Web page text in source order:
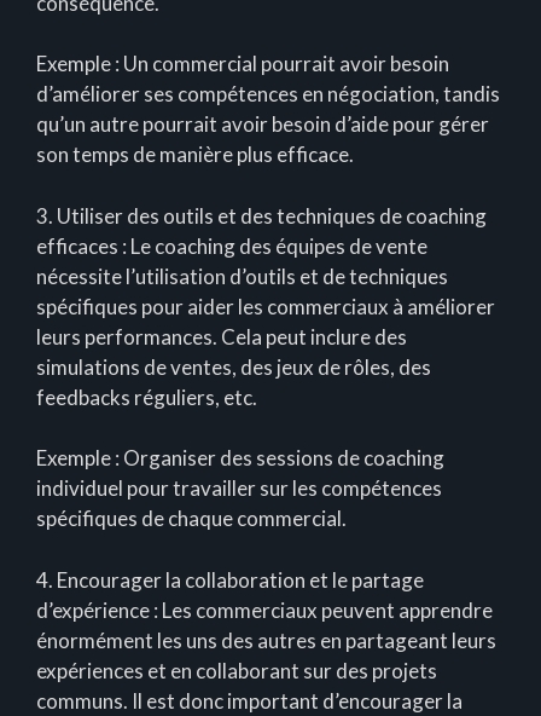
Exemple : Un commercial pourrait avoir besoin
d’améliorer ses compétences en négociation, tandis
qu’un autre pourrait avoir besoin d’aide pour gérer
son temps de manière plus efficace.
3. Utiliser des outils et des techniques de coaching
efficaces : Le coaching des équipes de vente
nécessite l’utilisation d’outils et de techniques
spécifiques pour aider les commerciaux à améliorer
leurs performances. Cela peut inclure des
simulations de ventes, des jeux de rôles, des
feedbacks réguliers, etc.
Exemple : Organiser des sessions de coaching
individuel pour travailler sur les compétences
spécifiques de chaque commercial.
4. Encourager la collaboration et le partage
d’expérience : Les commerciaux peuvent apprendre
énormément les uns des autres en partageant leurs
expériences et en collaborant sur des projets
communs. Il est donc important d’encourager la